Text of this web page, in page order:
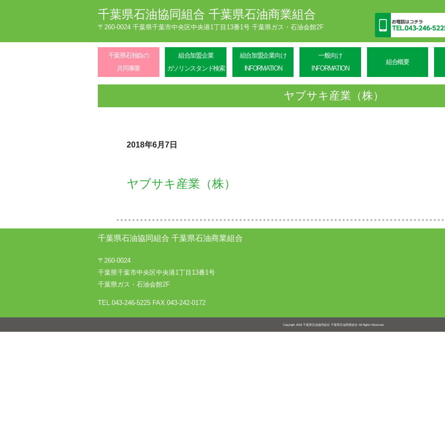
千葉県石油協同組合 千葉県石油商業組合
〒260-0024 千葉県千葉市中央区中央港1丁目13番1号 千葉県ガス・石油会館2F
千葉県石独自の
共同事業
組合加盟企業
ガソリンスタンド検索
組合加盟企業向け
INFORMATION
一般向け
INFORMATION
組合概要
ヤブサキ産業（株）
2018年6月7日
ヤブサキ産業（株）
千葉県石油協同組合 千葉県石油商業組合
〒260-0024
千葉県千葉市中央区中央港1丁目13番1号
千葉県ガス・石油会館2F
TEL.043-246-5225 FAX.043-242-0172
Copyright 2018 千葉県石油協同組合 千葉県石油商業組合 All Rights Reserved.